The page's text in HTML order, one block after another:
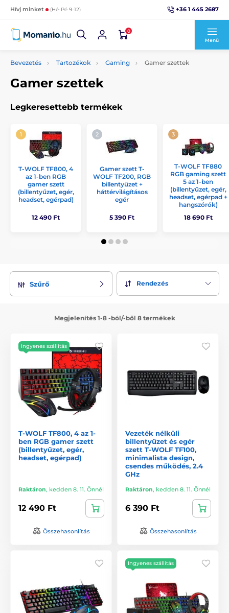
Hívj minket (Hé-Pé 9-12) +36 1 445 2687
0
Menü
Bevezetés Tartozékok Gaming Gamer szettek
Gamer szettek
Legkeresettebb termékek
T-WOLF TF800, 4
az 1-ben RGB
gamer szett
(billentyűzet, egér,
headset, egérpad)
12 490 Ft
Gamer szett T-
WOLF TF200, RGB
billentyűzet +
háttérvilágításos
egér
5 390 Ft
T-WOLF TF880
RGB gaming szett
5 az 1-ben
(billentyűzet, egér,
headset, egérpad +
hangszórók)
18 690 Ft
Szűrő Rendezés
Megjelenítés 1-8 -ból/-ből 8 termékek
Ingyenes szállítás
T-WOLF TF800, 4 az 1-
ben RGB gamer szett
(billentyűzet, egér,
headset, egérpad)
Raktáron, kedden 8. 11. Önnél
12 490 Ft
Összehasonlítás
Vezeték nélküli
billentyűzet és egér
szett T-WOLF TF100,
minimalista design,
csendes működés, 2.4
GHz
Raktáron, kedden 8. 11. Önnél
6 390 Ft
Összehasonlítás
Ingyenes szállítás